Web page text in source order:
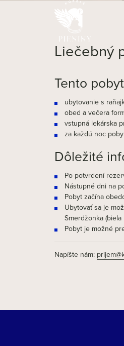
Liečebný
Tento
ubytovanie s
obed a večera
vstupná lekárska
za každú noc
Dôležité
Po potvrdení
Nástupné dni na
Pobyt začína
Ubytovať sa je
Smerdžonka (biela
Pobyt je možné
Napíšte nám: